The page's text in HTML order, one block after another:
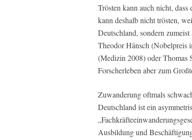
Trösten kann auch nicht,
kann deshalb nicht trösten,
Deutschland, sondern
Theodor Hänsch (Nobelpreis
(Medizin 2008) oder Thomas
Forscherleben aber zum
Zuwanderung oftmals
Deutschland ist ein
Ausbildung und